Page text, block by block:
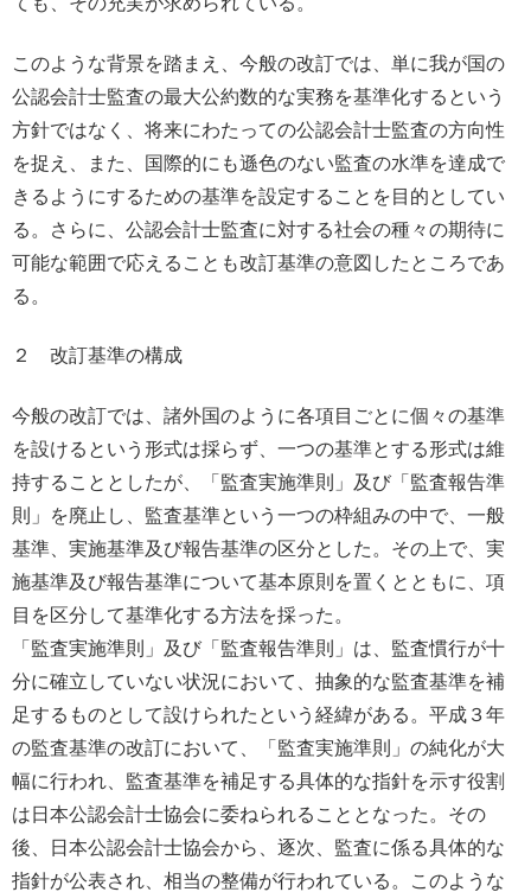
このような背景を踏まえ、今般の改訂では、単に我が国の
公認会計士監査の最大公約数的な実務を基準化するという
方針ではなく、将来にわたっての公認会計士監査の方向性
を捉え、また、国際的にも遜色のない監査の水準を達成で
きるようにするための基準を設定することを目的としてい
る。さらに、公認会計士監査に対する社会の種々の期待に
可能な範囲で応えることも改訂基準の意図したところであ
る。
２ 改訂基準の構成
今般の改訂では、諸外国のように各項目ごとに個々の基準
を設けるという形式は採らず、一つの基準とする形式は維
持することとしたが、「監査実施準則」及び「監査報告準
則」を廃止し、監査基準という一つの枠組みの中で、一般
基準、実施基準及び報告基準の区分とした。その上で、実
施基準及び報告基準について基本原則を置くとともに、項
目を区分して基準化する方法を採った。
「監査実施準則」及び「監査報告準則」は、監査慣行が十
分に確立していない状況において、抽象的な監査基準を補
足するものとして設けられたという経緯がある。平成３年
の監査基準の改訂において、「監査実施準則」の純化が大
幅に行われ、監査基準を補足する具体的な指針を示す役割
は日本公認会計士協会に委ねられることとなった。その
後、日本公認会計士協会から、逐次、監査に係る具体的な
指針が公表され、相当の整備が行われている。このような